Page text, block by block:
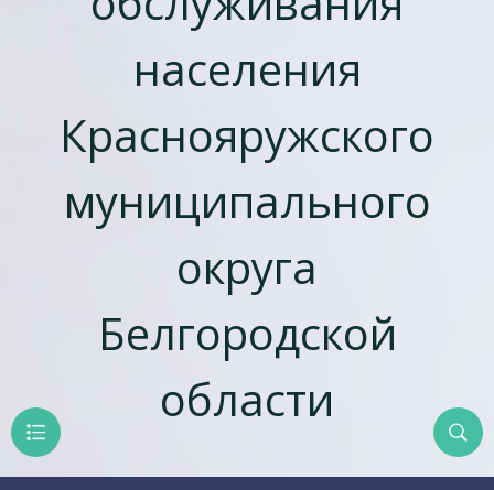
населения
Краснояружcкого
муниципального
округа
Белгородской
области